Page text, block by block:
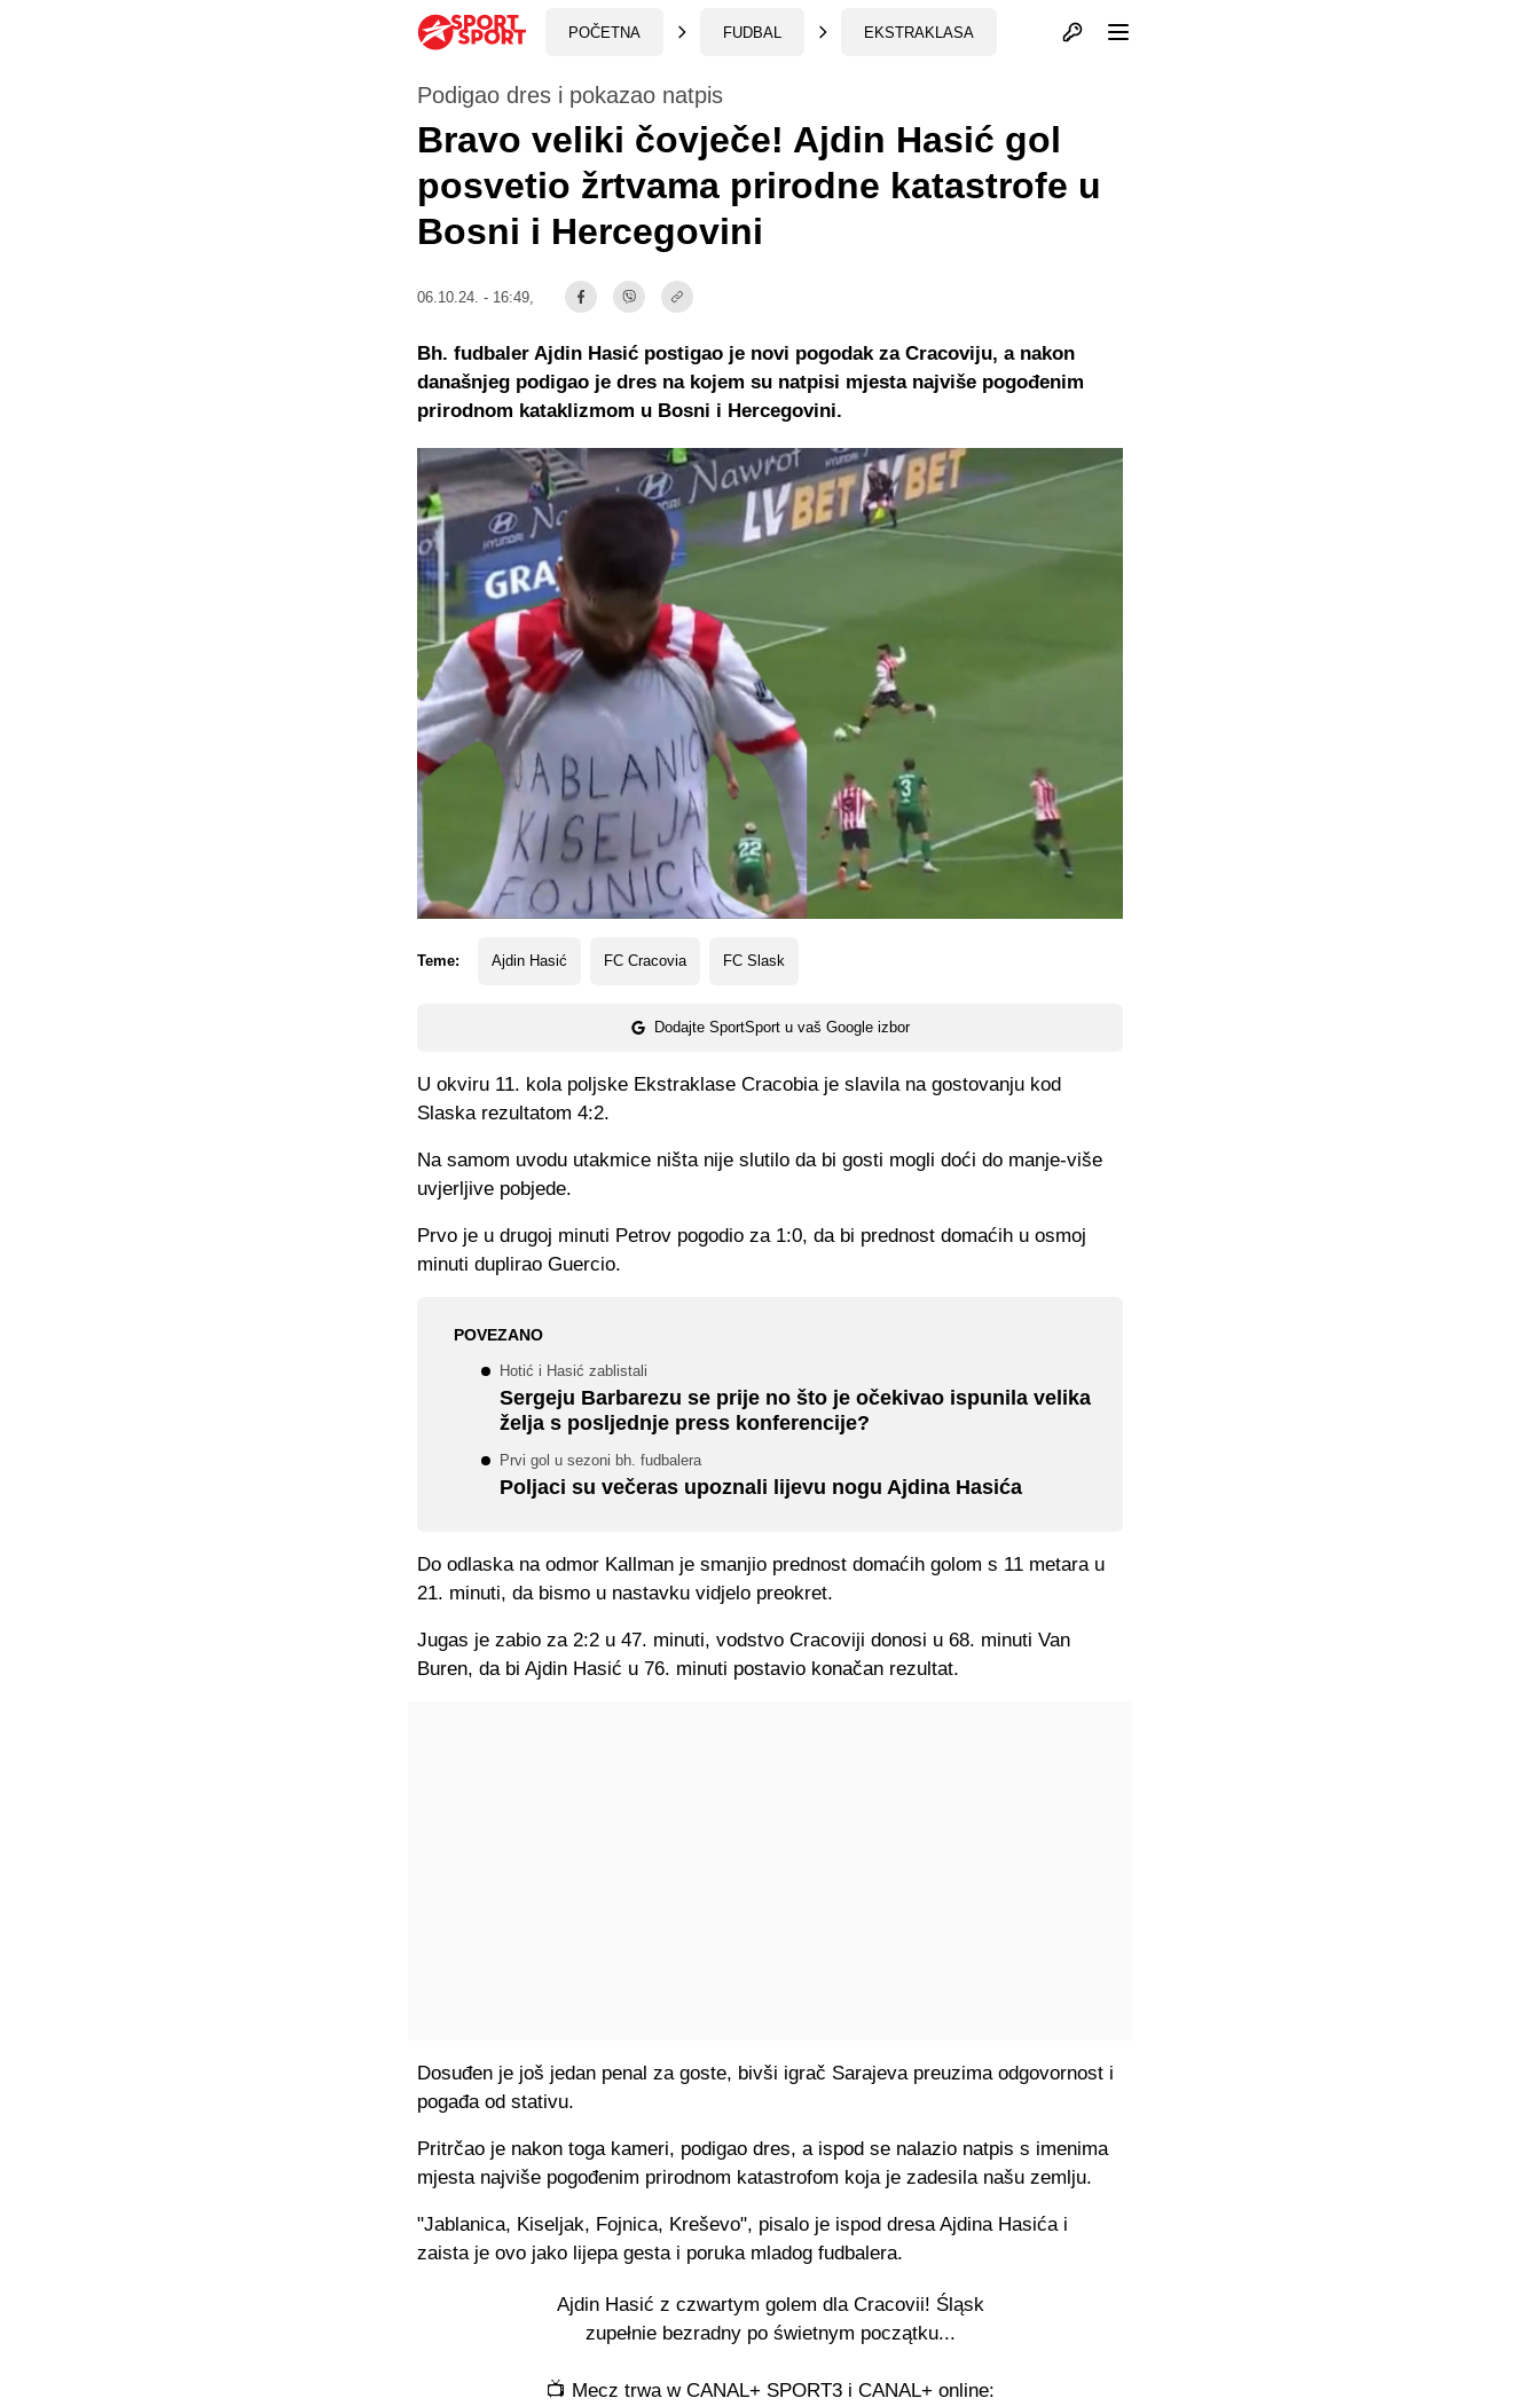
POČETNA FUDBAL EKSTRAKLASA Otvori profil
Podigao dres i pokazao natpis
Bravo veliki čovječe! Ajdin Hasić gol
posvetio žrtvama prirodne katastrofe u
Bosni i Hercegovini
06.10.24. - 16:49,
Teme: Ajdin Hasić FC Cracovia FC Slask
Dodajte SportSport u vaš Google izbor
Bh. fudbaler Ajdin Hasić postigao je novi pogodak za Cracoviju, a nakon
današnjeg podigao je dres na kojem su natpisi mjesta najviše pogođenim
prirodnom kataklizmom u Bosni i Hercegovini.
U okviru 11. kola poljske Ekstraklase Cracobia je slavila na gostovanju kod
Slaska rezultatom 4:2.
Na samom uvodu utakmice ništa nije slutilo da bi gosti mogli doći do manje-više
uvjerljive pobjede.
Prvo je u drugoj minuti Petrov pogodio za 1:0, da bi prednost domaćih u osmoj
minuti duplirao Guercio.
POVEZANO
Hotić i Hasić zablistali
Sergeju Barbarezu se prije no što je očekivao ispunila velika
želja s posljednje press konferencije?
Prvi gol u sezoni bh. fudbalera
Poljaci su večeras upoznali lijevu nogu Ajdina Hasića
Do odlaska na odmor Kallman je smanjio prednost domaćih golom s 11 metara u
21. minuti, da bismo u nastavku vidjelo preokret.
Jugas je zabio za 2:2 u 47. minuti, vodstvo Cracoviji donosi u 68. minuti Van
Buren, da bi Ajdin Hasić u 76. minuti postavio konačan rezultat.
Dosuđen je još jedan penal za goste, bivši igrač Sarajeva preuzima odgovornost i
pogađa od stativu.
Pritrčao je nakon toga kameri, podigao dres, a ispod se nalazio natpis s imenima
mjesta najviše pogođenim prirodnom katastrofom koja je zadesila našu zemlju.
"Jablanica, Kiseljak, Fojnica, Kreševo", pisalo je ispod dresa Ajdina Hasića i
zaista je ovo jako lijepa gesta i poruka mladog fudbalera.
Ajdin Hasić z czwartym golem dla Cracovii! Śląsk
zupełnie bezradny po świetnym początku...
📺 Mecz trwa w CANAL+ SPORT3 i CANAL+ online: